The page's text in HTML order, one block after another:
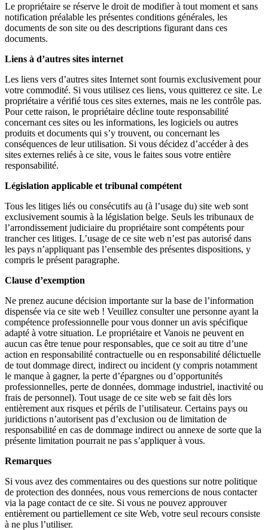
Le propriétaire se réserve le droit de modifier à tout moment et sans
notification préalable les présentes conditions générales, les
documents de son site ou des descriptions figurant dans ces
documents.
Liens à d’autres sites internet
Les liens vers d’autres sites Internet sont fournis exclusivement pour
votre commodité. Si vous utilisez ces liens, vous quitterez ce site. Le
propriétaire a vérifié tous ces sites externes, mais ne les contrôle pas.
Pour cette raison, le propriétaire décline toute responsabilité
concernant ces sites ou les informations, les logiciels ou autres
produits et documents qui s’y trouvent, ou concernant les
conséquences de leur utilisation. Si vous décidez d’accéder à des
sites externes reliés à ce site, vous le faites sous votre entière
responsabilité.
Législation applicable et tribunal compétent
Tous les litiges liés ou consécutifs au (à l’usage du) site web sont
exclusivement soumis à la législation belge. Seuls les tribunaux de
l’arrondissement judiciaire du propriétaire sont compétents pour
trancher ces litiges. L’usage de ce site web n’est pas autorisé dans
les pays n’appliquant pas l’ensemble des présentes dispositions, y
compris le présent paragraphe.
Clause d’exemption
Ne prenez aucune décision importante sur la base de l’information
dispensée via ce site web ! Veuillez consulter une personne ayant la
compétence professionnelle pour vous donner un avis spécifique
adapté à votre situation. Le propriétaire et Vanois ne peuvent en
aucun cas être tenue pour responsables, que ce soit au titre d’une
action en responsabilité contractuelle ou en responsabilité délictuelle
de tout dommage direct, indirect ou incident (y compris notamment
le manque à gagner, la perte d’épargnes ou d’opportunités
professionnelles, perte de données, dommage industriel, inactivité ou
frais de personnel). Tout usage de ce site web se fait dès lors
entièrement aux risques et périls de l’utilisateur. Certains pays ou
juridictions n’autorisent pas d’exclusion ou de limitation de
responsabilité en cas de dommage indirect ou annexe de sorte que la
présente limitation pourrait ne pas s’appliquer à vous.
Remarques
Si vous avez des commentaires ou des questions sur notre politique
de protection des données, nous vous remercions de nous contacter
via la page contact de ce site. Si vous ne pouvez approuver
entièrement ou partiellement ce site Web, votre seul recours consiste
à ne plus l’utiliser.